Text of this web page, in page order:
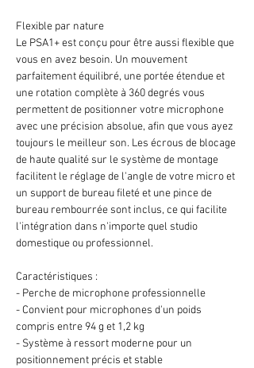
Flexible par nature
Le PSA1+ est conçu pour être aussi flexible que
vous en avez besoin. Un mouvement
parfaitement équilibré, une portée étendue et
une rotation complète à 360 degrés vous
permettent de positionner votre microphone
avec une précision absolue, afin que vous ayez
toujours le meilleur son. Les écrous de blocage
de haute qualité sur le système de montage
facilitent le réglage de l'angle de votre micro et
un support de bureau fileté et une pince de
bureau rembourrée sont inclus, ce qui facilite
l'intégration dans n'importe quel studio
domestique ou professionnel.
Caractéristiques :
- Perche de microphone professionnelle
- Convient pour microphones d'un poids
compris entre 94 g et 1,2 kg
- Système à ressort moderne pour un
positionnement précis et stable